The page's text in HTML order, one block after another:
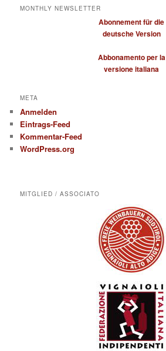
MONTHLY NEWSLETTER
Abonnement für die
deutsche Version
Abbonamento per la
versione italiana
META
Anmelden
Eintrags-Feed
Kommentar-Feed
WordPress.org
MITGLIED / ASSOCIATO